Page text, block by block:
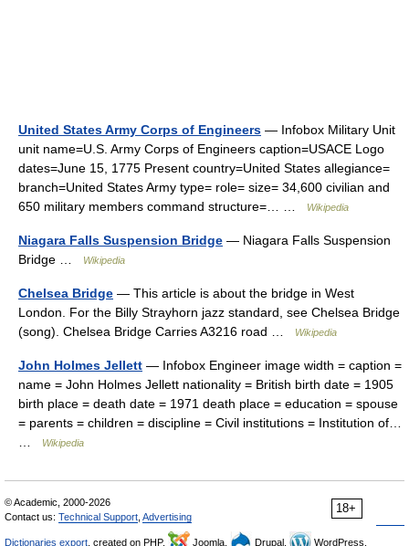
United States Army Corps of Engineers — Infobox Military Unit
unit name=U.S. Army Corps of Engineers caption=USACE Logo
dates=June 15, 1775 Present country=United States allegiance=
branch=United States Army type= role= size= 34,600 civilian and
650 military members command structure=… …
Wikipedia
Niagara Falls Suspension Bridge — Niagara Falls Suspension
Bridge …
Wikipedia
Chelsea Bridge — This article is about the bridge in West
London. For the Billy Strayhorn jazz standard, see Chelsea Bridge
(song). Chelsea Bridge Carries A3216 road …
Wikipedia
John Holmes Jellett — Infobox Engineer image width = caption =
name = John Holmes Jellett nationality = British birth date = 1905
birth place = death date = 1971 death place = education = spouse
= parents = children = discipline = Civil institutions = Institution of…
Wikipedia
18+
© Academic, 2000-2026
Contact us: Technical Support Advertising
Dictionaries export , created on PHP, Joomla, Drupal,
WordPress,